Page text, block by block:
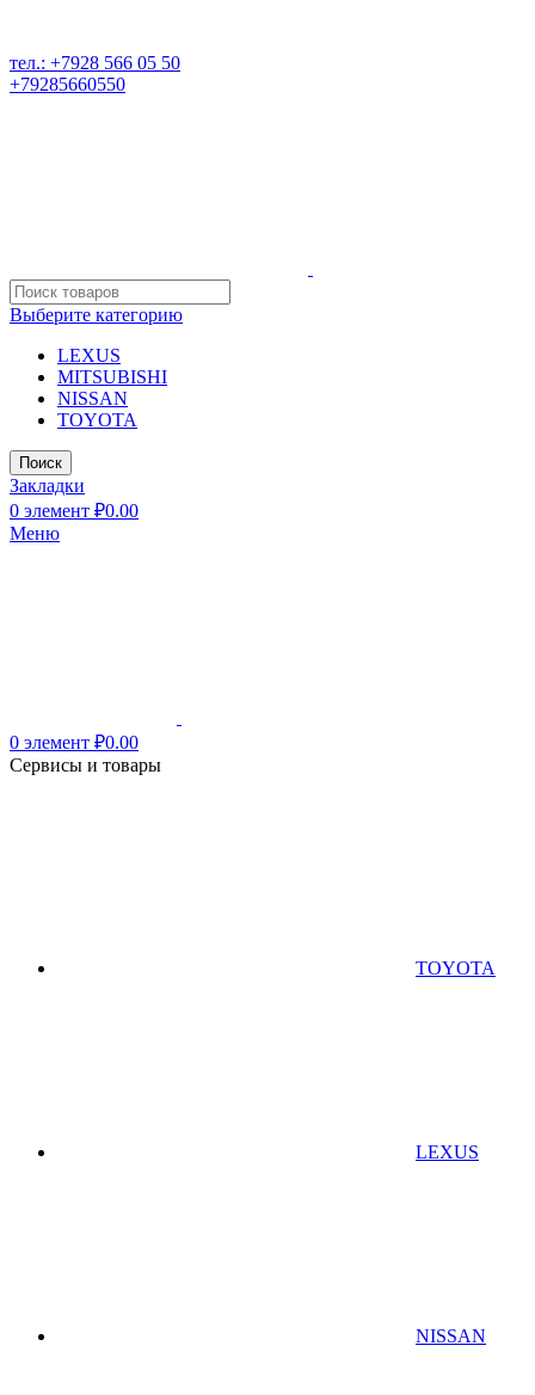
тел.: +7928 566 05 50
+79285660550
Выберите категорию
LEXUS
MITSUBISHI
NISSAN
TOYOTA
Поиск
Закладки
0 элемент ₽0.00
Меню
0 элемент ₽0.00
Сервисы и товары
TOYOTA
LEXUS
NISSAN